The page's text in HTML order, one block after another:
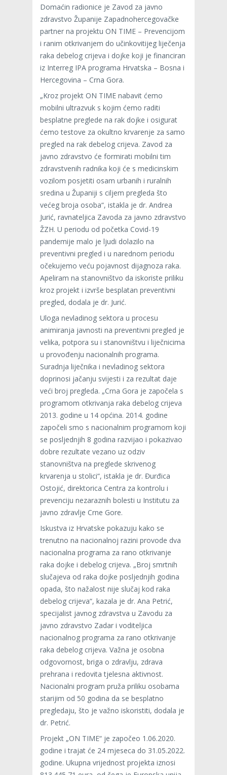
Domaćin radionice je Zavod za javno
zdravstvo Županije Zapadnohercegovačke
partner na projektu ON TIME – Prevencijom
i ranim otkrivanjem do učinkovitijeg liječenja
raka debelog crijeva i dojke koji je financiran
iz Interreg IPA programa Hrvatska – Bosna i
Hercegovina – Crna Gora.
„Kroz projekt ON TIME nabavit ćemo
mobilni ultrazvuk s kojim ćemo raditi
besplatne preglede na rak dojke i osigurat
ćemo testove za okultno krvarenje za samo
pregled na rak debelog crijeva. Zavod za
javno zdravstvo će formirati mobilni tim
zdravstvenih radnika koji će s medicinskim
vozilom posjetiti osam urbanih i ruralnih
sredina u Županiji s ciljem pregleda što
većeg broja osoba“, istakla je dr. Andrea
Jurić, ravnateljica Zavoda za javno zdravstvo
ŽZH. U periodu od početka Covid-19
pandemije malo je ljudi dolazilo na
preventivni pregled i u narednom periodu
očekujemo veću pojavnost dijagnoza raka.
Apeliram na stanovništvo da iskoriste priliku
kroz projekt i izvrše besplatan preventivni
pregled, dodala je dr. Jurić.
Uloga nevladinog sektora u procesu
animiranja javnosti na preventivni pregled je
velika, potpora su i stanovništvu i liječnicima
u provođenju nacionalnih programa.
Suradnja liječnika i nevladinog sektora
doprinosi jačanju svijesti i za rezultat daje
veći broj pregleda. „Crna Gora je započela s
programom otkrivanja raka debelog crijeva
2013. godine u 14 općina. 2014. godine
započeli smo s nacionalnim programom koji
se posljednjih 8 godina razvijao i pokazivao
dobre rezultate vezano uz odziv
stanovništva na preglede skrivenog
krvarenja u stolici“, istakla je dr. Đurđica
Ostojić, direktorica Centra za kontrolu i
prevenciju nezaraznih bolesti u Institutu za
javno zdravlje Crne Gore.
Iskustva iz Hrvatske pokazuju kako se
trenutno na nacionalnoj razini provode dva
nacionalna programa za rano otkrivanje
raka dojke i debelog crijeva. „Broj smrtnih
slučajeva od raka dojke posljednjih godina
opada, što nažalost nije slučaj kod raka
debelog crijeva“, kazala je dr. Ana Petrić,
specijalist javnog zdravstva u Zavodu za
javno zdravstvo Zadar i voditeljica
nacionalnog programa za rano otkrivanje
raka debelog crijeva. Važna je osobna
odgovornost, briga o zdravlju, zdrava
prehrana i redovita tjelesna aktivnost.
Nacionalni program pruža priliku osobama
starijim od 50 godina da se besplatno
pregledaju, što je važno iskoristiti, dodala je
dr. Petrić.
Projekt „ON TIME“ je započeo 1.06.2020.
godine i trajat će 24 mjeseca do 31.05.2022.
godine. Ukupna vrijednost projekta iznosi